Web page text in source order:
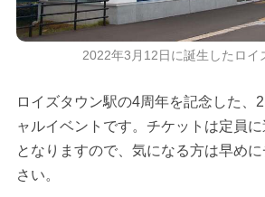
2022年3月12日に誕生したロイ
ロイズタウン駅の4周年を記念した、
ャルイベントです。チケットは定員
となりますので、気になる方は早め
さい。